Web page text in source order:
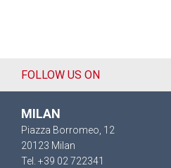
FOLLOW US ON
MILAN
Piazza Borromeo, 12
20123 Milan
Tel. +39 02 722341